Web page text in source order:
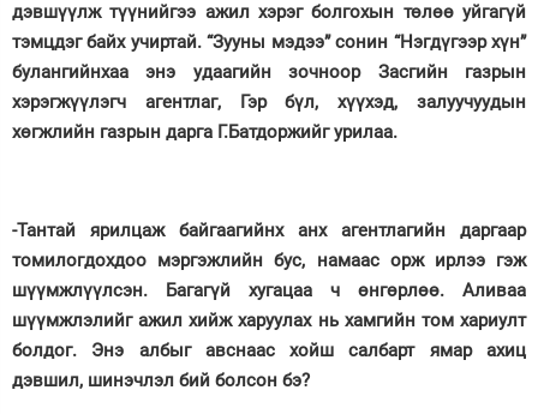
дэвшүүлж түүнийгээ ажил хэрэг болгохын төлөө уйгагүй
тэмцдэг байх учиртай. “Зууны мэдээ” сонин “Нэгдүгээр хүн”
булангийнхаа энэ удаагийн зочноор Засгийн газрын
хэрэгжүүлэгч агентлаг, Гэр бүл, хүүхэд, залуучуудын
хөгжлийн газрын дарга Г.Батдоржийг урилаа.
-Тантай ярилцаж байгаагийнх анх агентлагийн даргаар
томилогдохдоо мэргэжлийн бус, намаас орж ирлээ гэж
шүүмжлүүлсэн. Багагүй хугацаа ч өнгөрлөө. Аливаа
шүүмжлэлийг ажил хийж харуулах нь хамгийн том хариулт
болдог. Энэ албыг авснаас хойш салбарт ямар ахиц
дэвшил, шинэчлэл бий болсон бэ?